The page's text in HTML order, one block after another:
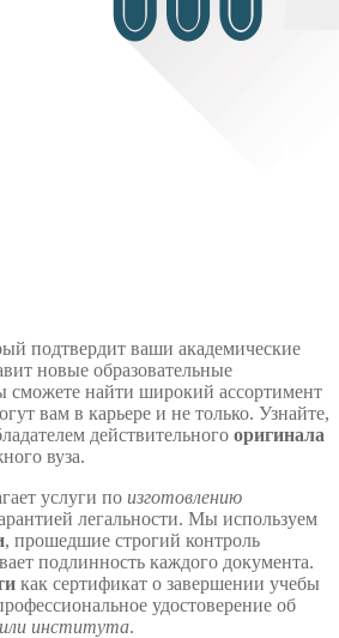
подтвердит ваши академические
новые образовательные
сможете найти широкий ассортимент
вам в карьере и не только. Узнайте,
действительного оригинала
вуза.
услуги по изготовлению
легальности. Мы используем
, прошедшие строгий контроль
подлинность каждого документа.
как сертификат о завершении учебы
удостоверение об
института.